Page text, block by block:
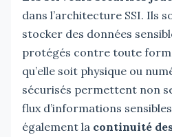
dans l’architecture SSI. Ils
stocker des données
protégés contre toute
qu’elle soit physique ou
sécurisés permettent non
flux d’informations
également la continuité